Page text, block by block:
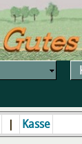
| Kasse